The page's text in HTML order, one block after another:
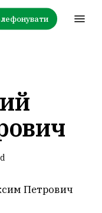
Петрович